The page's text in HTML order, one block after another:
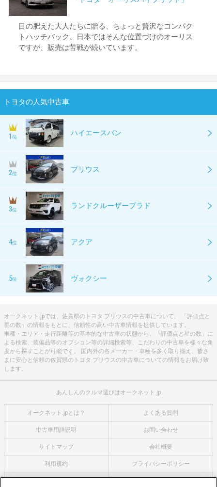
目の肥えた大人たちに贈る、ちょっと贅沢なコンパク
トハッチバック。日本ではそんな位置づけのオーリス
ですが、販売は苦戦が続いています。
トヨタの人気中古車
1 位 ハイエースバン
2位 プリウス
3位 ランドクルーザープラド
4位 アクア
5位 ヴォクシー
オークネット.jpでは、佐賀県のトヨタ プリウスの中古車について、 「評価点と
星の数」の情報をもとに、信頼性の高い中古車情報を提供しています。
車種・エリア・走行距離等の基本的な中古車の状態から、「評価点と星の数」に
よる検索、装備品等のオプション等の詳細検索等、こだわりの中古車を様々な角
度から探すことが可能です。 国内外の各メーカー・車種を多く取り揃え、皆さ
まに安心と信頼の佐賀県のトヨタ プリウスの中古車についての情報をお届け致
します。
あんしんのクルマ選びはオークネット.jp
オークネット.jpとは？ よくある質問
中古車用語説明 お問い合わせ
サイトマップ 会社概要
利用規約 プライバシーポリシー